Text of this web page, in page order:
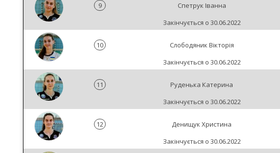
9
Спетрук Іванна
Закінчується о 30.06.2022
10
Слободяник Вікторія
Закінчується о 30.06.2022
11
Руденька Катерина
Закінчується о 30.06.2022
12
Денищук Христина
Закінчується о 30.06.2022